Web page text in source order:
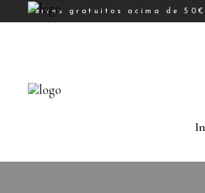
Portes gratuitos acima de 50€